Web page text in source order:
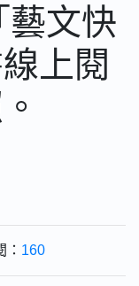
藝文快
上閱
160